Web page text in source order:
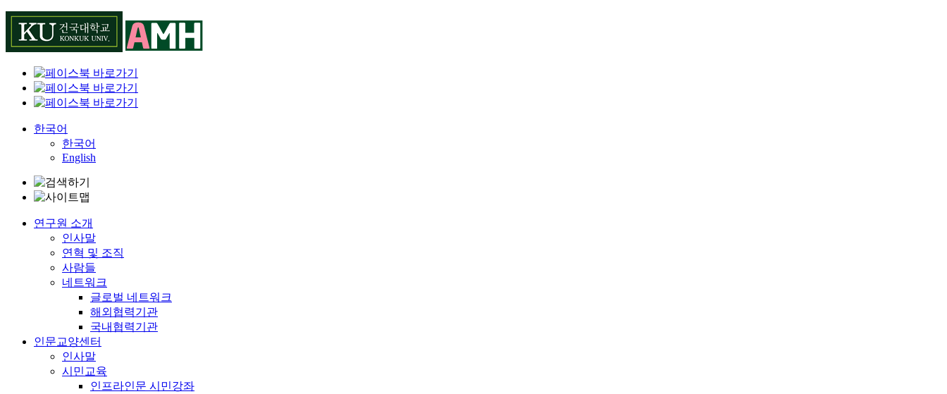
Skip
content
한국어
한국어
English
연구원 소개
인사말
연혁 및 조직
사람들
네트워크
글로벌 네트워크
해외협력기관
국내협력기관
인문교양센터
인사말
시민교육
인프라인문 시민강좌